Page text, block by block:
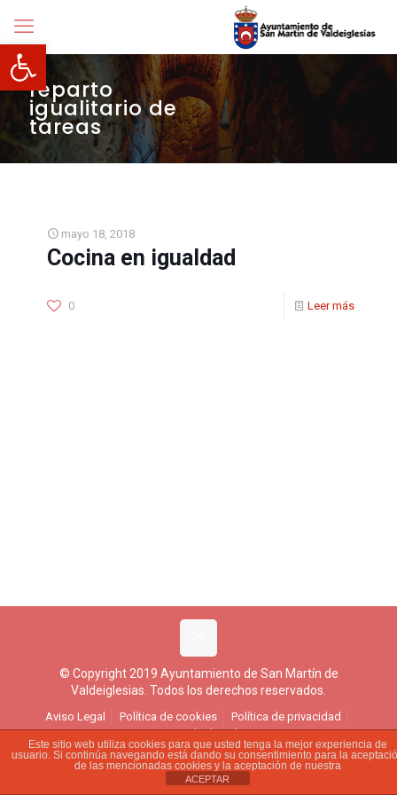
Abrir barra de herramientas
reparto
igualitario de
tareas
mayo 18, 2018
Cocina en igualdad
0 Leer más
© Copyright 2019 Ayuntamiento de San Martín de
Valdeiglesias. Todos los derechos reservados.
Aviso Legal Política de cookies
Política de privacidad
Ejercicio de derechos
Este sitio web utiliza cookies para que usted tenga la mejor experiencia de
usuario. Si continúa navegando está dando su consentimiento para la
de las mencionadas cookies y la aceptación de nuestra
ACEPTAR